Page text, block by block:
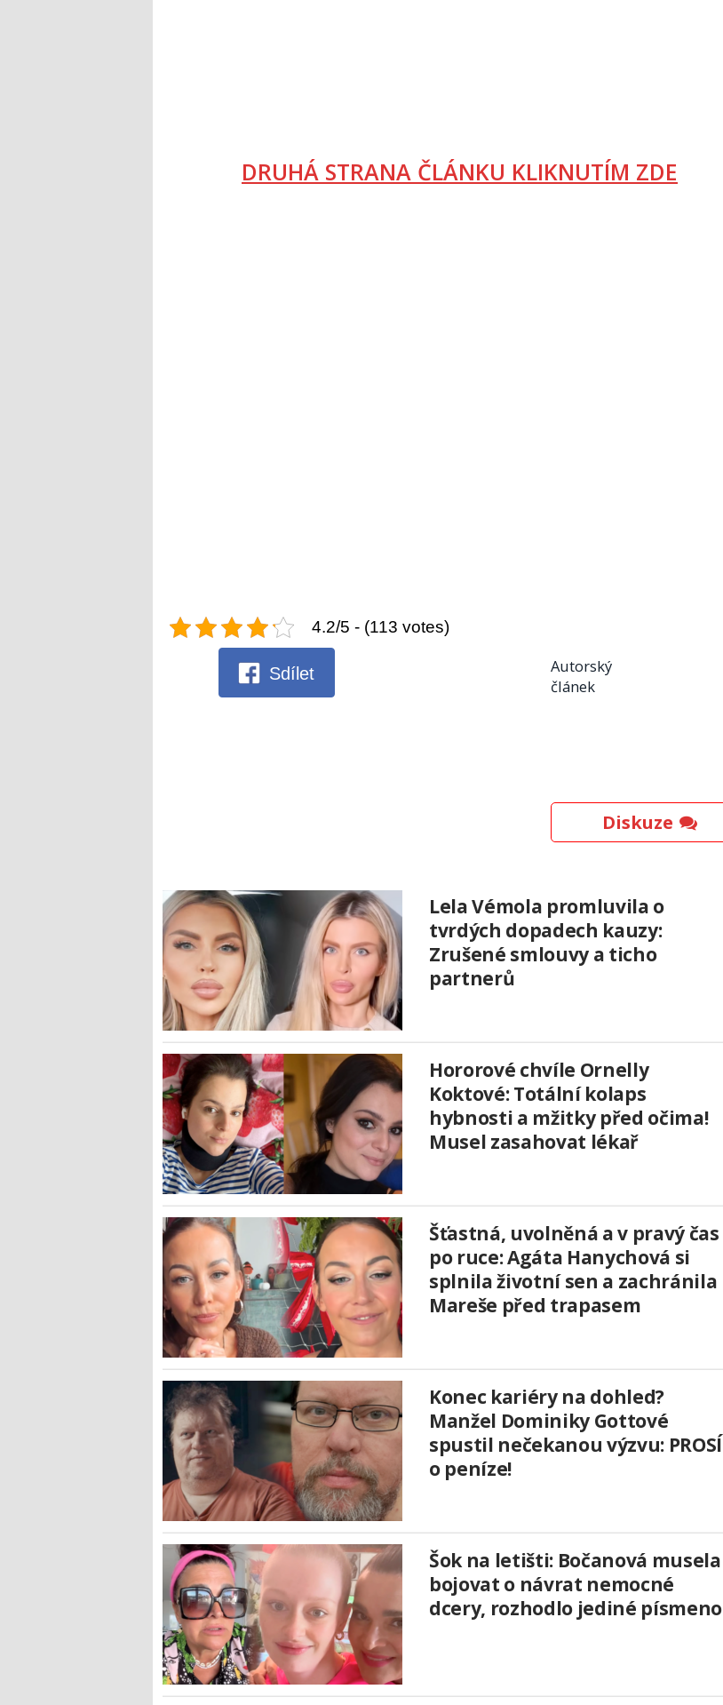
DRUHÁ STRANA ČLÁNKU KLIKNUTÍM ZDE
4.2/5 - (113 votes)
Sdílet
Autorský
článek
Diskuze
Lela Vémola promluvila o
tvrdých dopadech kauzy:
Zrušené smlouvy a ticho
partnerů
Hororové chvíle Ornelly
Koktové: Totální kolaps
hybnosti a mžitky před očima!
Musel zasahovat lékař
Šťastná, uvolněná a v pravý čas
po ruce: Agáta Hanychová si
splnila životní sen a zachránila
Mareše před trapasem
Konec kariéry na dohled?
Manžel Dominiky Gottové
spustil nečekanou výzvu: PROSÍ
o peníze!
Šok na letišti: Bočanová musela
bojovat o návrat nemocné
dcery, rozhodlo jediné písmeno